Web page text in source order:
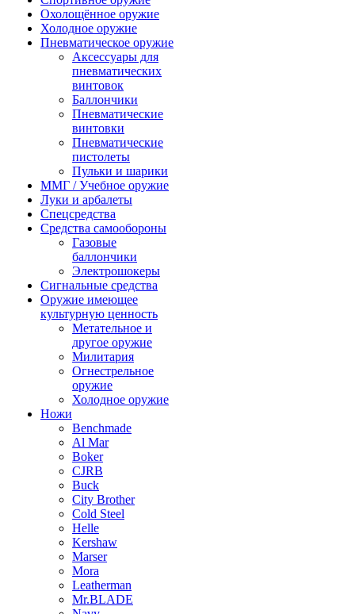
Охолощённое оружие
Холодное оружие
Пневматическое оружие
Аксессуары для
пневматических
винтовок
Баллончики
Пневматические
винтовки
Пневматические
пистолеты
Пульки и шарики
ММГ / Учебное оружие
Луки и арбалеты
Спецсредства
Средства самообороны
Газовые
баллончики
Электрошокеры
Сигнальные средства
Оружие имеющее
культурную ценность
Метательное и
другое оружие
Милитария
Огнестрельное
оружие
Холодное оружие
Ножи
Benchmade
Al Mar
Boker
CJRB
Buck
City Brother
Cold Steel
Helle
Kershaw
Marser
Mora
Leatherman
Mr.BLADE